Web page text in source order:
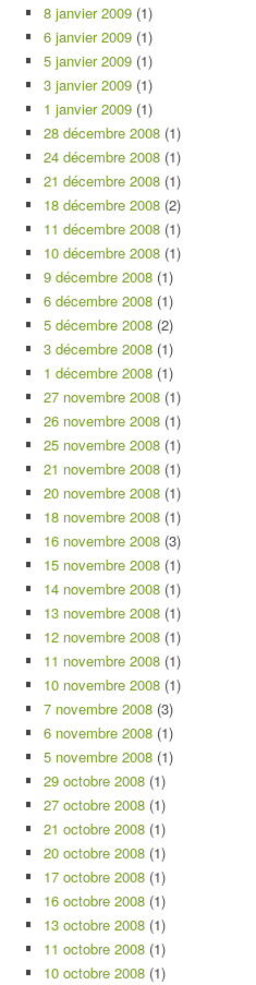
8 janvier 2009 (1)
6 janvier 2009 (1)
5 janvier 2009 (1)
3 janvier 2009 (1)
1 janvier 2009 (1)
28 décembre 2008 (1)
24 décembre 2008 (1)
21 décembre 2008 (1)
18 décembre 2008 (2)
11 décembre 2008 (1)
10 décembre 2008 (1)
9 décembre 2008 (1)
6 décembre 2008 (1)
5 décembre 2008 (2)
3 décembre 2008 (1)
1 décembre 2008 (1)
27 novembre 2008 (1)
26 novembre 2008 (1)
25 novembre 2008 (1)
21 novembre 2008 (1)
20 novembre 2008 (1)
18 novembre 2008 (1)
16 novembre 2008 (3)
15 novembre 2008 (1)
14 novembre 2008 (1)
13 novembre 2008 (1)
12 novembre 2008 (1)
11 novembre 2008 (1)
10 novembre 2008 (1)
7 novembre 2008 (3)
6 novembre 2008 (1)
5 novembre 2008 (1)
29 octobre 2008 (1)
27 octobre 2008 (1)
21 octobre 2008 (1)
20 octobre 2008 (1)
17 octobre 2008 (1)
16 octobre 2008 (1)
13 octobre 2008 (1)
11 octobre 2008 (1)
10 octobre 2008 (1)